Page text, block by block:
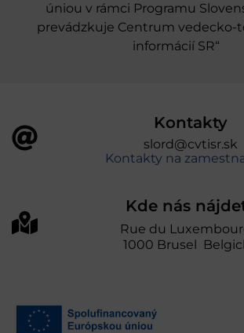
úniou v rámci Programu
prevádzkuje Centrum vedecko-
informácií SR“
Kontakty
slord@cvtisr.sk
Kontakty na
Kde nás
Rue du
1000 Brusel